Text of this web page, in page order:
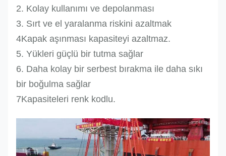
10T
RES-
12T
RES-
15T
RES-
30T
15
20
30
portakal
portakal
86
2. Kolay kullanımı ve depolanması
3. Sırt ve el yaralanma riskini azaltmak
4Kapak aşınması kapasiteyi azaltmaz.
5. Yükleri güçlü bir tutma sağlar
6. Daha kolay bir serbest bırakma ile daha sıkı
bir boğulma sağlar
7Kapasiteleri renk kodlu.